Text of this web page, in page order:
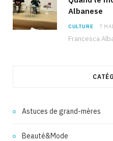
Albanese
CULTURE 7
Astuces de grand-mères
Beauté&Mode